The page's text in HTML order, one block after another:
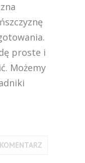
proste i
Możemy